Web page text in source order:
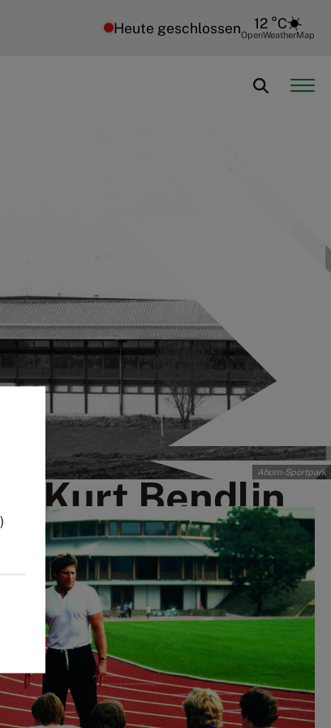
Heute geschlossen 12 °C
OpenWeatherMap
Ahorn-Sportpark
Kurt Bendlin